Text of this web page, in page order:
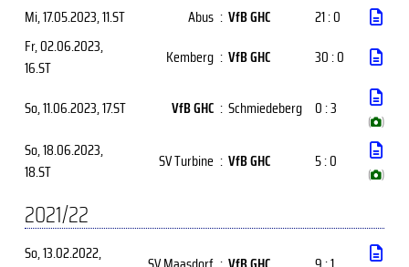
Mi, 17.05.2023, 11.ST Abus : VfB GHC
21 : 0
Fr, 02.06.2023,
16.ST
Kemberg : VfB GHC 30 : 0
So, 11.06.2023, 17.ST VfB GHC : Schmiedeberg 0 : 3
( )
So, 18.06.2023,
18.ST
SV Turbine : VfB GHC 5 : 0
( )
2021/22
So, 13.02.2022,